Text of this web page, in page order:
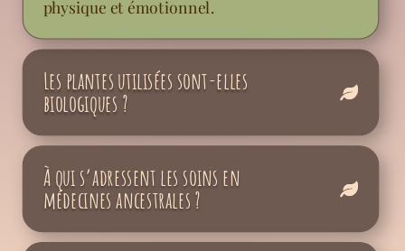
physique et émotionnel.
Les plantes utilisées sont-elles
biologiques ?
À qui s’adressent les soins en
médecines ancestrales ?